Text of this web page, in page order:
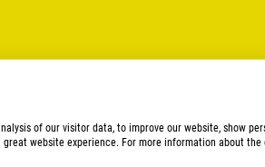
of our visitor data, to improve our website, show
website experience. For more information about the